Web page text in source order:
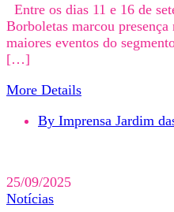
Entre os dias 11 e 16 de
Borboletas marcou
maiores eventos do
[…]
More Details
By Imprensa Jardim
25/09/2025
Notícias